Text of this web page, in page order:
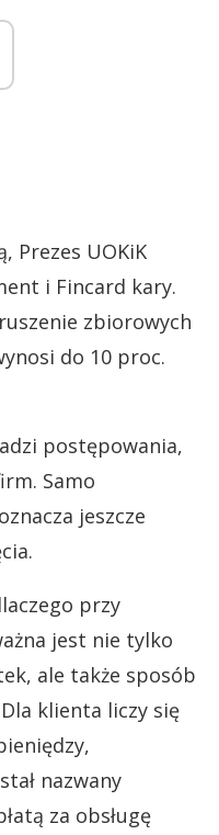
Prezes UOKiK
i Fincard kary.
zbiorowych
do 10 proc.
postępowania,
Samo
jeszcze
przy
jest nie tylko
ale także sposób
klienta liczy się
nazwany
za obsługę